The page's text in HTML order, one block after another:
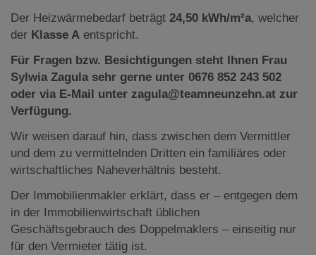
Der Heizwärmebedarf beträgt 24,50 kWh/m²a, welcher
der Klasse A entspricht.
Für Fragen bzw. Besichtigungen steht Ihnen Frau
Sylwia Zagula sehr gerne unter 0676 852 243 502
oder via E-Mail unter zagula@teamneunzehn.at zur
Verfügung.
Wir weisen darauf hin, dass zwischen dem Vermittler
und dem zu vermittelnden Dritten ein familiäres oder
wirtschaftliches Naheverhältnis besteht.
Der Immobilienmakler erklärt, dass er – entgegen dem
in der Immobilienwirtschaft üblichen
Geschäftsgebrauch des Doppelmaklers – einseitig nur
für den Vermieter tätig ist.